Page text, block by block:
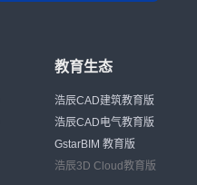
教育生态
浩辰CAD建筑教育版
浩辰CAD电气教育版
GstarBIM 教育版
浩辰3D Cloud教育版